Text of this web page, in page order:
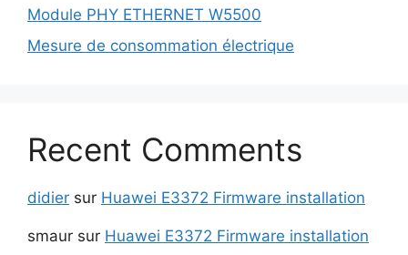
Module PHY ETHERNET W5500
Mesure de consommation électrique
Recent Comments
didier sur Huawei E3372 Firmware installation
smaur sur Huawei E3372 Firmware installation